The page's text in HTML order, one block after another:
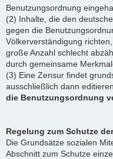
Benutzungsordnung
(2) Inhalte, die den
gegen die
Völkerverständigung
große Anzahl schlecht
durch gemeinsame
(3) Eine Zensur findet
ausschließlich dann
die Benutzungsordnung
Regelung zum Schutze
Die Grundsätze sozialen
Abschnitt zum Schutze